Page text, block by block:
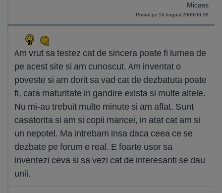
Micass
Postat pe 16 August 2009 09:38
Am vrut sa testez cat de sincera poate fi lumea de
pe acest site si am cunoscut. Am inventat o
poveste si am dorit sa vad cat de dezbatuta poate
fi, cata maturitate in gandire exista si multe altele.
Nu mi-au trebuit multe minute si am aflat. Sunt
casatorita si am si copii maricei, in atat cat am si
un nepotel. Ma intrebam insa daca ceea ce se
dezbate pe forum e real. E foarte usor sa
inventezi ceva si sa vezi cat de interesanti se dau
unii.